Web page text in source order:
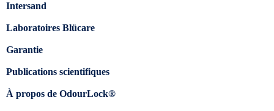
Intersand
Laboratoires Blücare
Garantie
Publications scientifiques
À propos de OdourLock®